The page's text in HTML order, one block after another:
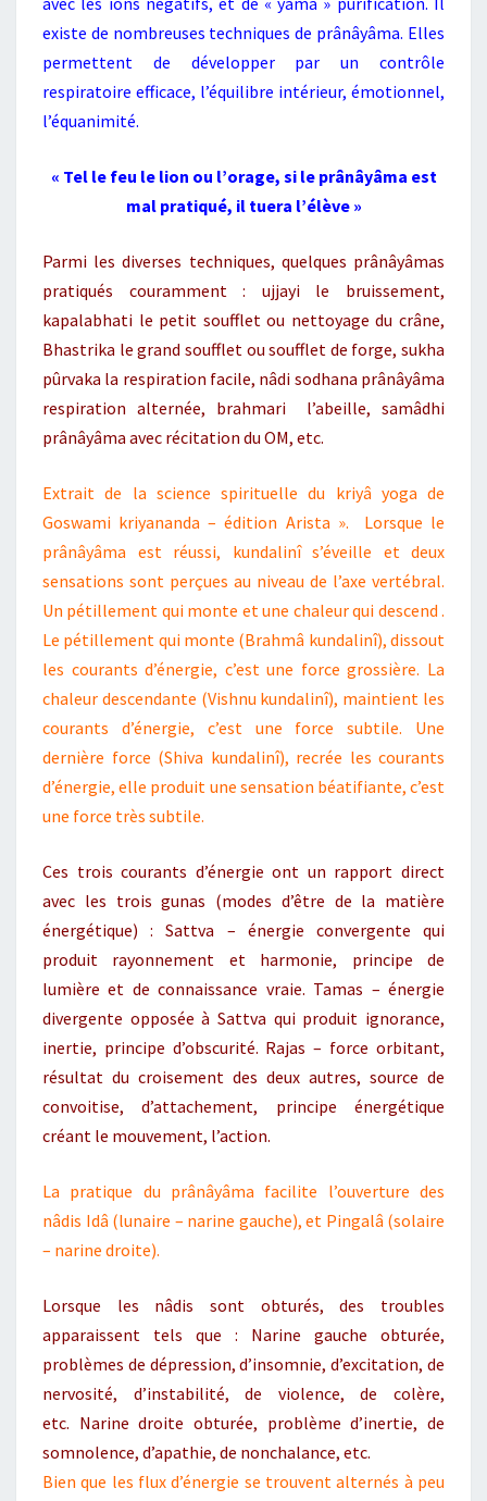
existe de nombreuses techniques de prânâyâma. Elles
permettent de développer par un contrôle
respiratoire efficace, l’équilibre intérieur, émotionnel,
l’équanimité.
« Tel le feu le lion ou l’orage, si le prânâyâma est
mal pratiqué, il tuera l’élève »
Parmi les diverses techniques, quelques prânâyâmas
pratiqués couramment : ujjayi le bruissement,
kapalabhati le petit soufflet ou nettoyage du crâne,
Bhastrika le grand soufflet ou soufflet de forge, sukha
pûrvaka la respiration facile, nâdi sodhana prânâyâma
respiration alternée, brahmari l’abeille, samâdhi
prânâyâma avec récitation du OM, etc.
Extrait de la science spirituelle du kriyâ yoga de
Goswami kriyananda – édition Arista ». Lorsque le
prânâyâma est réussi, kundalinî s’éveille et deux
sensations sont perçues au niveau de l’axe vertébral.
Un pétillement qui monte et une chaleur qui descend .
Le pétillement qui monte (Brahmâ kundalinî), dissout
les courants d’énergie, c’est une force grossière. La
chaleur descendante (Vishnu kundalinî), maintient les
courants d’énergie, c’est une force subtile. Une
dernière force (Shiva kundalinî), recrée les courants
d’énergie, elle produit une sensation béatifiante, c’est
une force très subtile.
Ces trois courants d’énergie ont un rapport direct
avec les trois gunas (modes d’être de la matière
énergétique) : Sattva – énergie convergente qui
produit rayonnement et harmonie, principe de
lumière et de connaissance vraie. Tamas – énergie
divergente opposée à Sattva qui produit ignorance,
inertie, principe d’obscurité. Rajas – force orbitant,
résultat du croisement des deux autres, source de
convoitise, d’attachement, principe énergétique
créant le mouvement, l’action.
La pratique du prânâyâma facilite l’ouverture des
nâdis Idâ (lunaire – narine gauche), et Pingalâ (solaire
– narine droite).
Lorsque les nâdis sont obturés, des troubles
apparaissent tels que : Narine gauche obturée,
problèmes de dépression, d’insomnie, d’excitation, de
nervosité, d’instabilité, de violence, de colère,
etc. Narine droite obturée, problème d’inertie, de
somnolence, d’apathie, de nonchalance, etc.
Bien que les flux d’énergie se trouvent alternés à peu